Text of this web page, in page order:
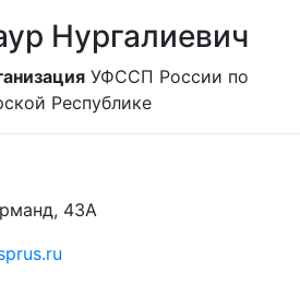
Нургалиевич
УФССП России по
Республике
43А